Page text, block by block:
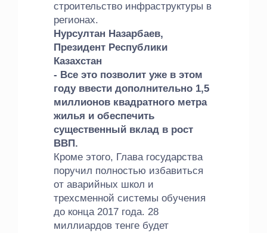
строительство инфраструктуры в
регионах.
Нурсултан Назарбаев,
Президент Республики
Казахстан
- Все это позволит уже в этом
году ввести дополнительно 1,5
миллионов квадратного метра
жилья и обеспечить
существенный вклад в рост
ВВП.
Кроме этого, Глава государства
поручил полностью избавиться
от аварийных школ и
трехсменной системы обучения
до конца 2017 года. 28
миллиардов тенге будет